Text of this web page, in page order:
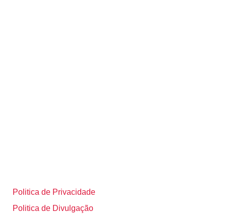
Politica de Privacidade
Politica de Divulgação